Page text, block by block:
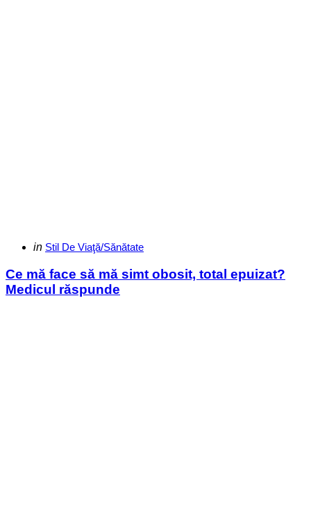
Categories
Posted
in Stil De Viaţă/Sănătate
Ce mă face să mă simt obosit, total epuizat?
Medicul răspunde